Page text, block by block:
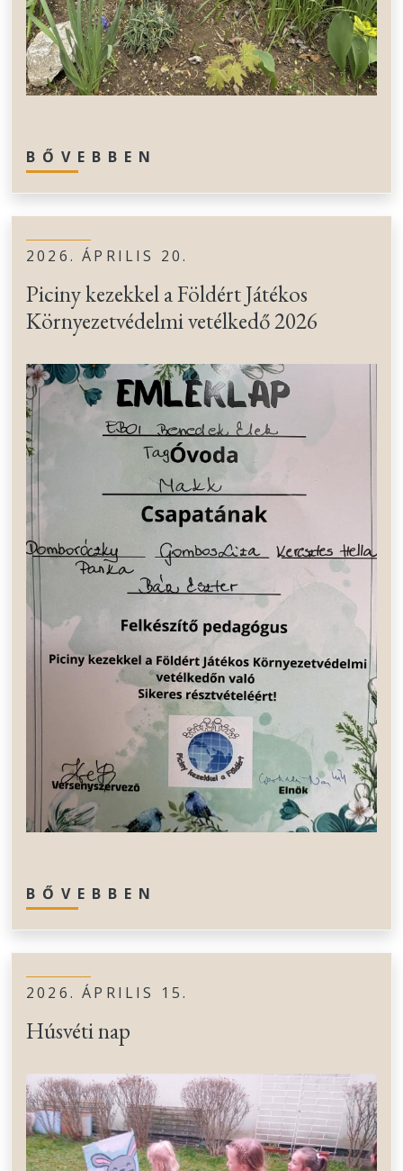
BŐVEBBEN
2026. ÁPRILIS 20.
Piciny kezekkel a Földért Játékos
Környezetvédelmi vetélkedő 2026
BŐVEBBEN
2026. ÁPRILIS 15.
Húsvéti nap